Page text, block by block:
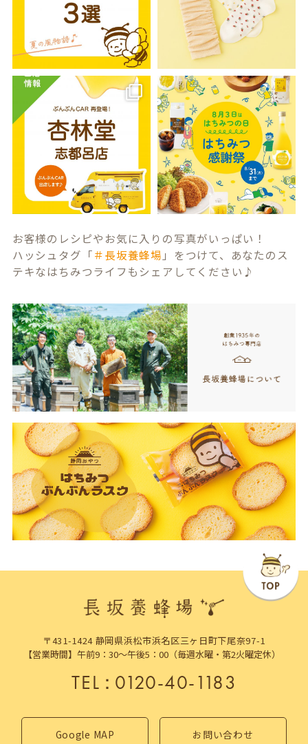
お客様のレシピやお気に入りの写真がいっぱい！
ハッシュタグ「＃長坂養蜂場 」をつけて、あなたのス
テキなはちみつライフもシェアしてください♪
〒431-1424 静岡県浜松市浜名区三ヶ日町下尾奈97-1
【営業時間】午前9：30～午後5：00（毎週水曜・第2火曜定休）
TEL：0120-40-1183
Google MAP お問い合わせ